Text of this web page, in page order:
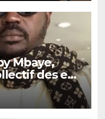
Mbaye,
des ex-
est
le Pastef